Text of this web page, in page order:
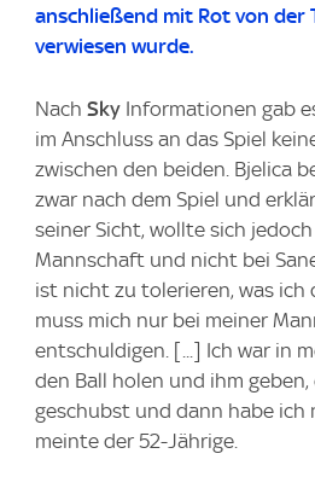
anschließend mit Rot von der
verwiesen wurde.
Nach Sky Informationen gab
im Anschluss an das Spiel
zwischen den beiden. Bjelica
zwar nach dem Spiel und
seiner Sicht, wollte sich
Mannschaft und nicht bei
ist nicht zu tolerieren, was ich
muss mich nur bei meiner
entschuldigen. [...] Ich war in
den Ball holen und ihm
geschubst und dann habe ich
meinte der 52-Jährige.